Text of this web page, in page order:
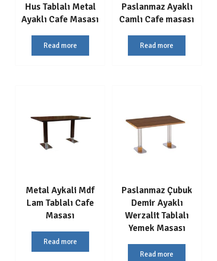
Hus Tablalı Metal
Ayaklı Cafe Masası
Read more
Paslanmaz Ayaklı
Camlı Cafe masası
Read more
Metal Aykali Mdf
Lam Tablalı Cafe
Masası
Read more
Paslanmaz Çubuk
Demir Ayaklı
Werzalit Tablalı
Yemek Masası
Read more